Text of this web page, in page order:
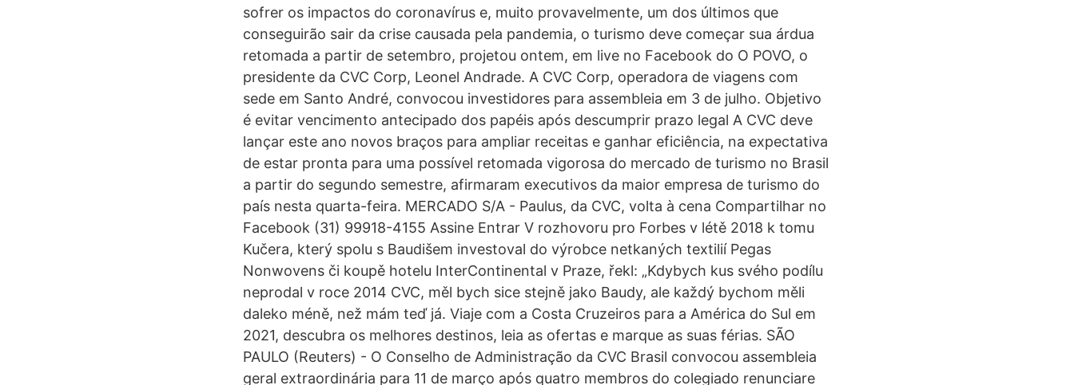
sofrer os impactos do coronavírus e, muito provavelmente, um dos últimos que
conseguirão sair da crise causada pela pandemia, o turismo deve começar sua árdua
retomada a partir de setembro, projetou ontem, em live no Facebook do O POVO, o
presidente da CVC Corp, Leonel Andrade. A CVC Corp, operadora de viagens com
sede em Santo André, convocou investidores para assembleia em 3 de julho. Objetivo
é evitar vencimento antecipado dos papéis após descumprir prazo legal A CVC deve
lançar este ano novos braços para ampliar receitas e ganhar eficiência, na expectativa
de estar pronta para uma possível retomada vigorosa do mercado de turismo no Brasil
a partir do segundo semestre, afirmaram executivos da maior empresa de turismo do
país nesta quarta-feira. MERCADO S/A - Paulus, da CVC, volta à cena Compartilhar no
Facebook (31) 99918-4155 Assine Entrar V rozhovoru pro Forbes v létě 2018 k tomu
Kučera, který spolu s Baudišem investoval do výrobce netkaných textilií Pegas
Nonwovens či koupě hotelu InterContinental v Praze, řekl: „Kdybych kus svého podílu
neprodal v roce 2014 CVC, měl bych sice stejně jako Baudy, ale každý bychom měli
daleko méně, než mám teď já. Viaje com a Costa Cruzeiros para a América do Sul em
2021, descubra os melhores destinos, leia as ofertas e marque as suas férias. SÃO
PAULO (Reuters) - O Conselho de Administração da CVC Brasil convocou assembleia
geral extraordinária para 11 de março após quatro membros do colegiado renunciare